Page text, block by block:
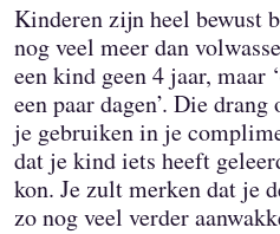
Kinderen zijn heel bewust
nog veel meer dan
een kind geen 4 jaar, maar
een paar dagen’. Die
je gebruiken in je
dat je kind iets heeft
kon. Je zult merken dat je
zo nog veel verder